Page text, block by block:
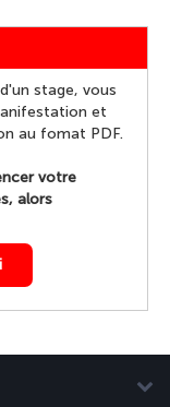
stage, vous
et
au fomat PDF.
votre
alors